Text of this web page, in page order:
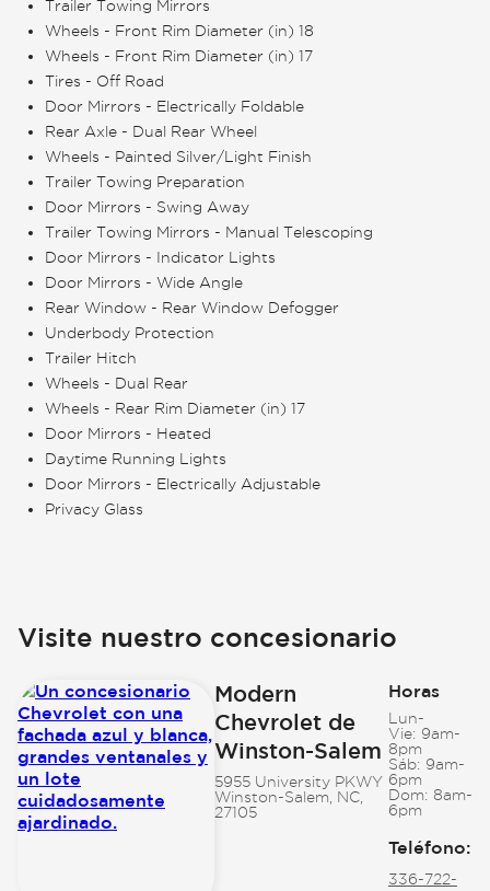
Trailer Towing Mirrors
Wheels - Front Rim Diameter (in) 18
Wheels - Front Rim Diameter (in) 17
Tires - Off Road
Door Mirrors - Electrically Foldable
Rear Axle - Dual Rear Wheel
Wheels - Painted Silver/Light Finish
Trailer Towing Preparation
Door Mirrors - Swing Away
Trailer Towing Mirrors - Manual Telescoping
Door Mirrors - Indicator Lights
Door Mirrors - Wide Angle
Rear Window - Rear Window Defogger
Underbody Protection
Trailer Hitch
Wheels - Dual Rear
Wheels - Rear Rim Diameter (in) 17
Door Mirrors - Heated
Daytime Running Lights
Door Mirrors - Electrically Adjustable
Privacy Glass
Visite nuestro concesionario
Modern
Chevrolet de
Winston-Salem
5955 University PKWY
Winston-Salem, NC,
27105
Horas
Lun-
Vie: 9am-
8pm
Sáb: 9am-
6pm
Dom: 8am-
6pm
Teléfono:
336-722-